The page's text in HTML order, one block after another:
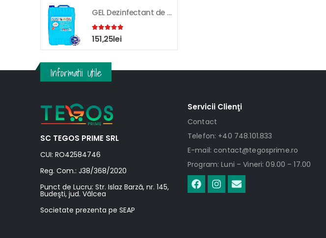
GEL Dezinfectant de Maini K-SEPT 10L
5.00out of 5
151,25lei
Informatii Utile
SC TEGOS PRIME SRL
CUI: RO42584746
Reg. Com.: J38/368/2020
Punct de Lucru: Str. Islaz Barză, nr. 145,
Budeşti, jud. Vâlcea
Societate prezenta pe SEAP
Servicii Clienţi
Contact
Telefon: +40 748.101.833
E-mail: contact@tegosprime.ro
Program: Luni – Vineri: 09.00 – 17.00